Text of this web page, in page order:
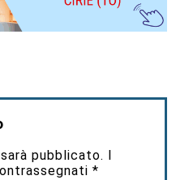
pubblicato.
*